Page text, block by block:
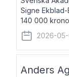
Signe
140 000
och
lovordade
2026-
Anders